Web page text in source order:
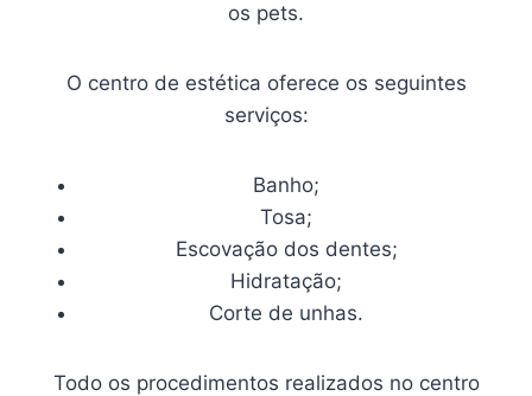
os pets.
O centro de estética oferece os seguintes
serviços:
Banho;
Tosa;
Escovação dos dentes;
Hidratação;
Corte de unhas.
Todo os procedimentos realizados no centro